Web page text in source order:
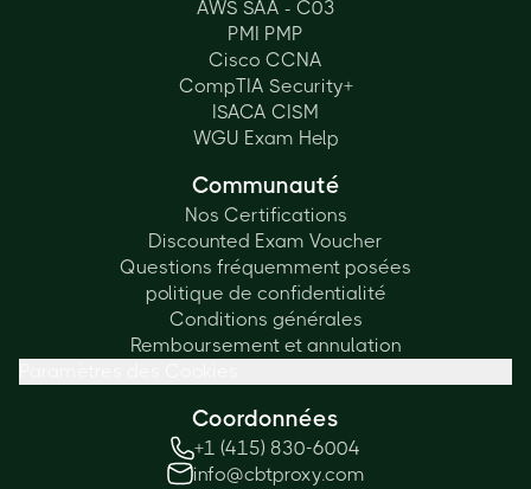
AWS SAA - C03
PMI PMP
Cisco CCNA
CompTIA Security+
ISACA CISM
WGU Exam Help
Communauté
Nos Certifications
Discounted Exam Voucher
Questions fréquemment posées
politique de confidentialité
Conditions générales
Remboursement et annulation
Coordonnées
+1 (415) 830-6004
info@cbtproxy.com